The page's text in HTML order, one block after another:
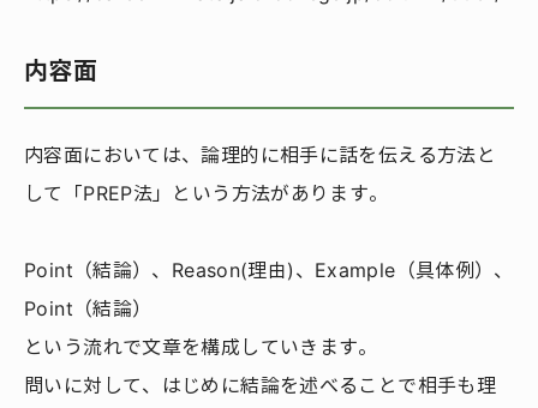
内容面
内容面においては、論理的に相手に話を伝える方法と
して「PREP法」という方法があります。
Point（結論）、Reason(理由)、Example（具体例）、
Point（結論）
という流れで文章を構成していきます。
問いに対して、はじめに結論を述べることで相手も理